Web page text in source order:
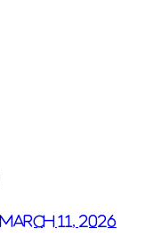
March 11, 2026